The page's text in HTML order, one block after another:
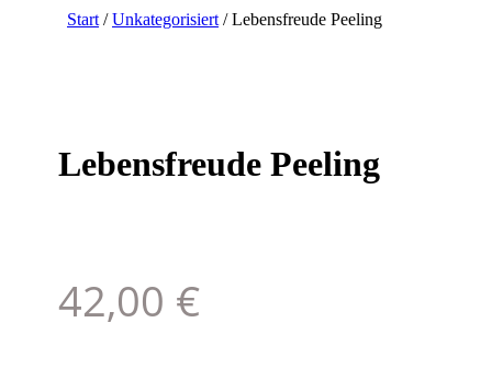
Start /Unkategorisiert / Lebensfreude Peeling
Lebensfreude Peeling
42,00 €